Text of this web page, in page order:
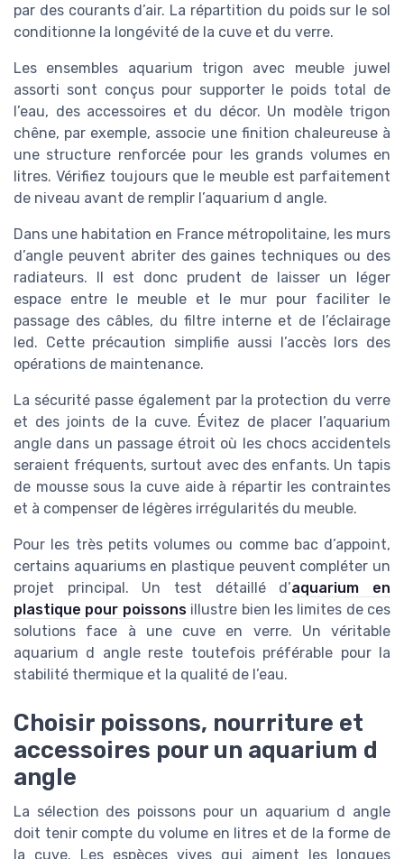
par des courants d’air. La répartition du poids sur le sol
conditionne la longévité de la cuve et du verre.
Les ensembles aquarium trigon avec meuble juwel
assorti sont conçus pour supporter le poids total de
l’eau, des accessoires et du décor. Un modèle trigon
chêne, par exemple, associe une finition chaleureuse à
une structure renforcée pour les grands volumes en
litres. Vérifiez toujours que le meuble est parfaitement
de niveau avant de remplir l’aquarium d angle.
Dans une habitation en France métropolitaine, les murs
d’angle peuvent abriter des gaines techniques ou des
radiateurs. Il est donc prudent de laisser un léger
espace entre le meuble et le mur pour faciliter le
passage des câbles, du filtre interne et de l’éclairage
led. Cette précaution simplifie aussi l’accès lors des
opérations de maintenance.
La sécurité passe également par la protection du verre
et des joints de la cuve. Évitez de placer l’aquarium
angle dans un passage étroit où les chocs accidentels
seraient fréquents, surtout avec des enfants. Un tapis
de mousse sous la cuve aide à répartir les contraintes
et à compenser de légères irrégularités du meuble.
Pour les très petits volumes ou comme bac d’appoint,
certains aquariums en plastique peuvent compléter un
projet principal. Un test détaillé d’aquarium en
plastique pour poissonsillustre bien les limites de ces
solutions face à une cuve en verre. Un véritable
aquarium d angle reste toutefois préférable pour la
stabilité thermique et la qualité de l’eau.
Choisir poissons, nourriture et
accessoires pour un aquarium d
angle
La sélection des poissons pour un aquarium d angle
doit tenir compte du volume en litres et de la forme de
la cuve. Les espèces vives qui aiment les longues